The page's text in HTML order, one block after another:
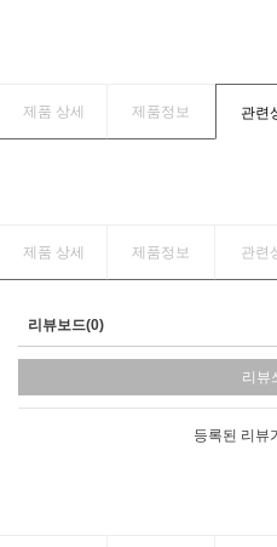
제품 상세 제품정보 관련
제품 상세 제품정보 관련
리뷰보드(0)
리뷰
등록된 리뷰